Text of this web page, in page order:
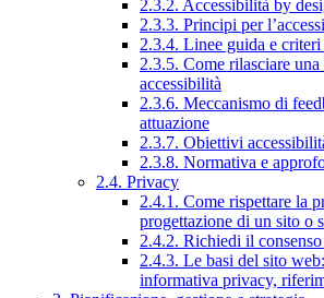
2.3.2. Accessibilità by
2.3.3. Principi per
2.3.4. Linee guida e criteri
2.3.5. Come rilasciare
accessibilità
2.3.6. Meccanismo di
attuazione
2.3.7. Obiettivi
2.3.8. Normativa e
2.4. Privacy
2.4.1. Come rispettare la
progettazione di un sito o
2.4.2. Richiedi il
2.4.3. Le basi del sito
informativa privacy,